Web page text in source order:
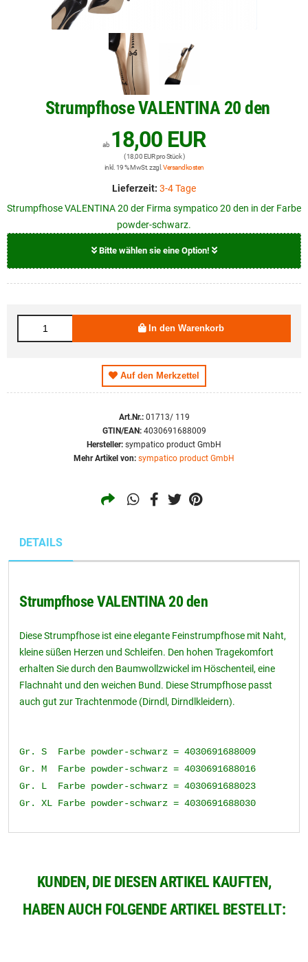
Strumpfhose VALENTINA 20 den
ab 18,00 EUR
( 18,00 EUR pro Stück )
inkl. 19 % MwSt. zzgl. Versandkosten
Lieferzeit: 3-4 Tage
Strumpfhose VALENTINA 20 der Firma sympatico 20 den in der Farbe
powder-schwarz.
Bitte wählen sie eine Option!
powder-schwarz
Größe
In den Warenkorb
Auf den Merkzettel
Art.Nr.:01713/ 119
GTIN/EAN:4030691688009
Hersteller: sympatico product GmbH
Mehr Artikel von: sympatico product GmbH
DETAILS
Strumpfhose VALENTINA 20 den
Diese Strumpfhose ist eine elegante Feinstrumpfhose mit Naht,
kleine süßen Herzen und Schleifen. Den hohen Tragekomfort
erhalten Sie durch den Baumwollzwickel im Höschenteil, eine
Flachnaht und den weichen Bund. Diese Strumpfhose passt
auch gut zur Trachtenmode (Dirndl, Dirndlkleidern).
Gr. S Farbe powder-schwarz = 4030691688009
Gr. M Farbe powder-schwarz = 4030691688016
Gr. L Farbe powder-schwarz = 4030691688023
Gr. XL Farbe powder-schwarz = 4030691688030
KUNDEN, DIE DIESEN ARTIKEL KAUFTEN,
HABEN AUCH FOLGENDE ARTIKEL BESTELLT: